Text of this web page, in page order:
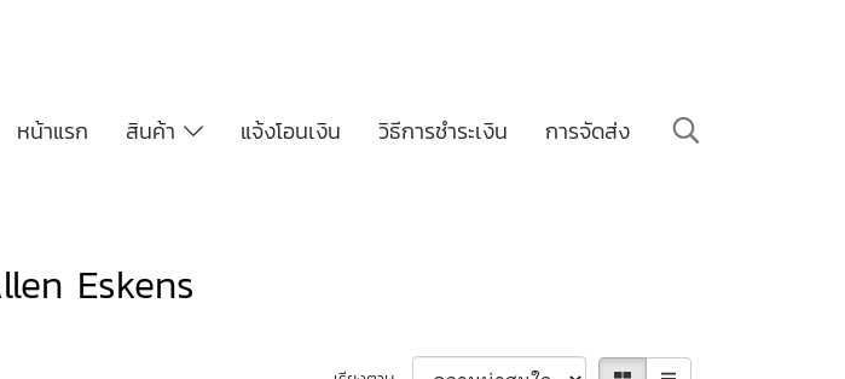
หน้าแรก สินค้า แจ้งโอนเงิน วิธีการชำระเงิน การจัดส่ง
Eskens